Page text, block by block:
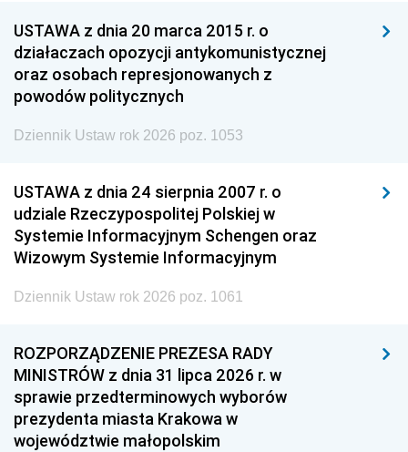
USTAWA z dnia 20 marca 2015 r. o
działaczach opozycji antykomunistycznej
oraz osobach represjonowanych z
powodów politycznych
Dziennik Ustaw rok 2026 poz. 1053
USTAWA z dnia 24 sierpnia 2007 r. o
udziale Rzeczypospolitej Polskiej w
Systemie Informacyjnym Schengen oraz
Wizowym Systemie Informacyjnym
Dziennik Ustaw rok 2026 poz. 1061
ROZPORZĄDZENIE PREZESA RADY
MINISTRÓW z dnia 31 lipca 2026 r. w
sprawie przedterminowych wyborów
prezydenta miasta Krakowa w
województwie małopolskim